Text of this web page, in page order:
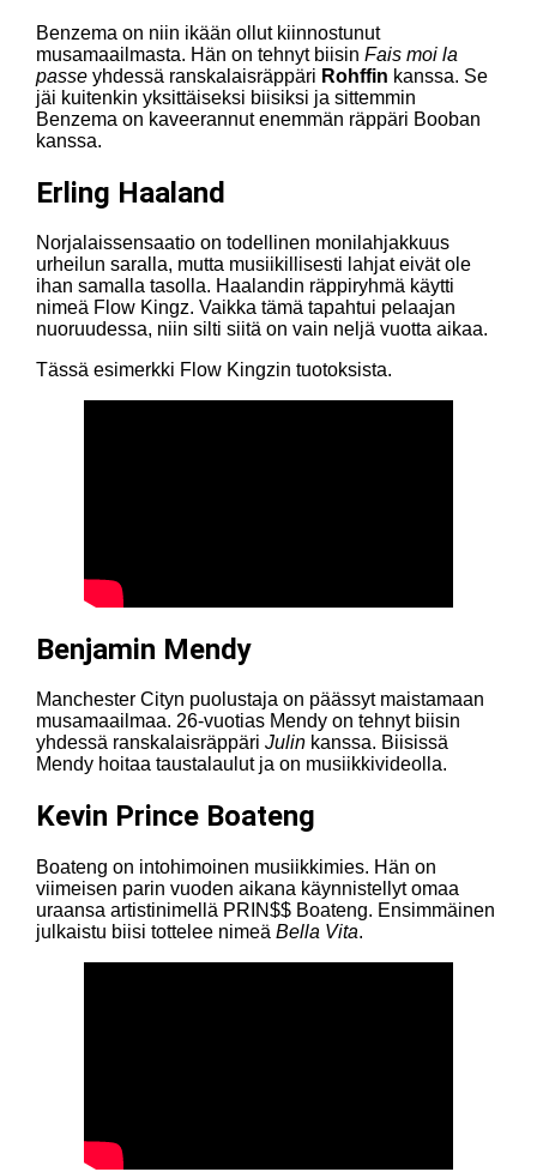
Benzema on niin ikään ollut kiinnostunut
musamaailmasta. Hän on tehnyt biisin Fais moi la
passe yhdessä ranskalaisräppäri Rohffin kanssa. Se
jäi kuitenkin yksittäiseksi biisiksi ja sittemmin
Benzema on kaveerannut enemmän räppäri Booban
kanssa.
Erling Haaland
Norjalaissensaatio on todellinen monilahjakkuus
urheilun saralla, mutta musiikillisesti lahjat eivät ole
ihan samalla tasolla. Haalandin räppiryhmä käytti
nimeä Flow Kingz. Vaikka tämä tapahtui pelaajan
nuoruudessa, niin silti siitä on vain neljä vuotta aikaa.
Tässä esimerkki Flow Kingzin tuotoksista.
Benjamin Mendy
Manchester Cityn puolustaja on päässyt maistamaan
musamaailmaa. 26-vuotias Mendy on tehnyt biisin
yhdessä ranskalaisräppäri Julin kanssa. Biisissä
Mendy hoitaa taustalaulut ja on musiikkivideolla.
Kevin Prince Boateng
Boateng on intohimoinen musiikkimies. Hän on
viimeisen parin vuoden aikana käynnistellyt omaa
uraansa artistinimellä PRIN$$ Boateng. Ensimmäinen
julkaistu biisi tottelee nimeä Bella Vita.